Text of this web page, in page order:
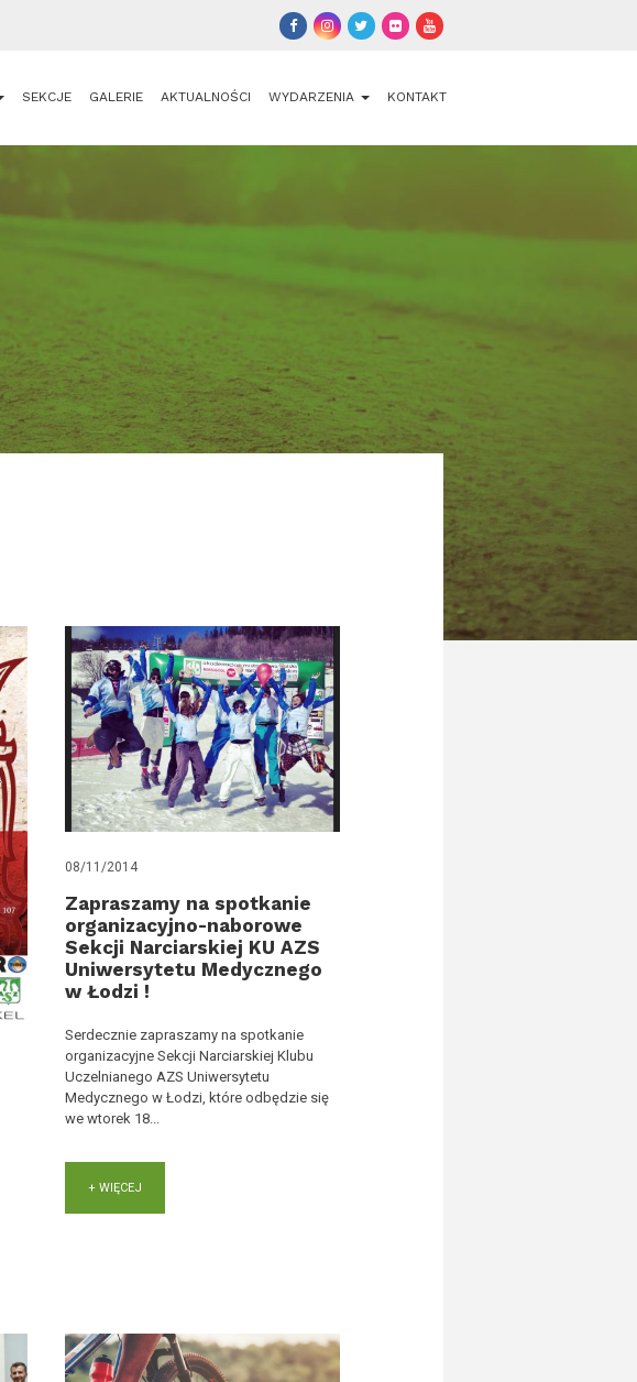
SEKCJE GALERIE AKTUALNOŚCI WYDARZENIA KONTAKT
08/11/2014
Zapraszamy na spotkanie
organizacyjno-naborowe
Sekcji Narciarskiej KU AZS
Uniwersytetu Medycznego
w Łodzi !
Serdecznie zapraszamy na spotkanie
organizacyjne Sekcji Narciarskiej Klubu
Uczelnianego AZS Uniwersytetu
Medycznego w Łodzi, które odbędzie się
we wtorek 18...
+ WIĘCEJ